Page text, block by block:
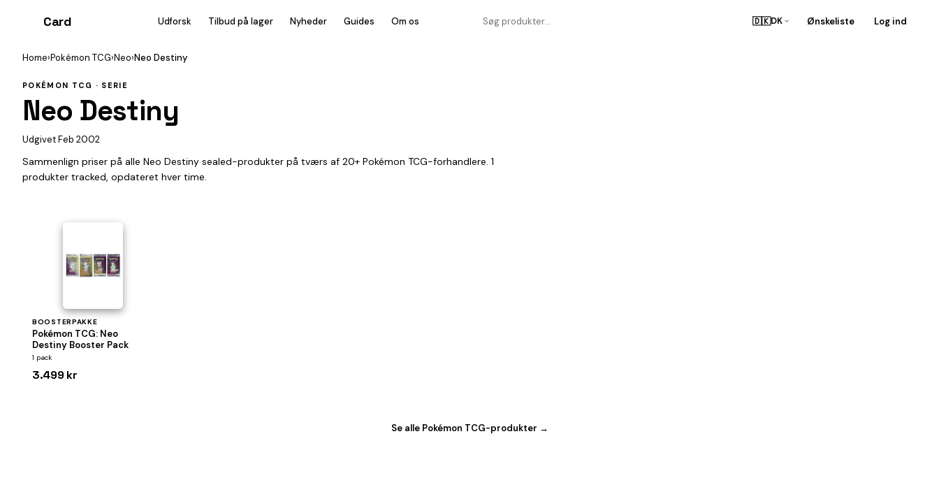
Card Udforsk Tilbud på lager Nyheder Guides Om os 🇩🇰DK Ønskeliste Log ind
Home›Pokémon TCG›Neo›Neo Destiny
POKÉMON TCG · SERIE
Neo Destiny
Udgivet Feb 2002
Sammenlign priser på alle Neo Destiny sealed-produkter på tværs af 20+ Pokémon TCG-forhandlere. 1
produkter tracked, opdateret hver time.
BOOSTERPAKKE
Pokémon TCG: Neo
Destiny Booster Pack
1 pack
3.499 kr
Se alle Pokémon TCG-produkter →